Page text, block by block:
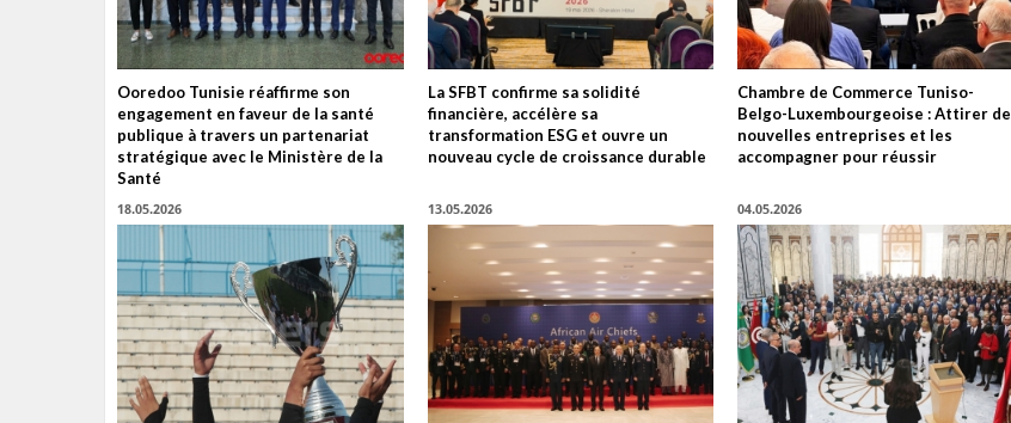
Ooredoo Tunisie réaffirme son
engagement en faveur de la santé
publique à travers un partenariat
stratégique avec le Ministère de la
Santé
La SFBT confirme sa solidité
financière, accélère sa
transformation ESG et ouvre un
nouveau cycle de croissance durable
Chambre de Commerce Tuniso-
Belgo-Luxembourgeoise : Attirer de
nouvelles entreprises et les
accompagner pour réussir
18.05.2026 13.05.2026 04.05.2026